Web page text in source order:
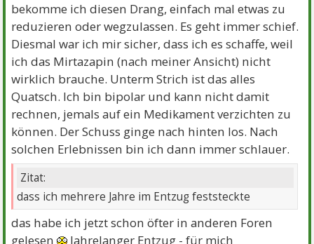
bekomme ich diesen Drang, einfach mal etwas zu
reduzieren oder wegzulassen. Es geht immer schief.
Diesmal war ich mir sicher, dass ich es schaffe, weil
ich das Mirtazapin (nach meiner Ansicht) nicht
wirklich brauche. Unterm Strich ist das alles
Quatsch. Ich bin bipolar und kann nicht damit
rechnen, jemals auf ein Medikament verzichten zu
können. Der Schuss ginge nach hinten los. Nach
solchen Erlebnissen bin ich dann immer schlauer.
Zitat:
dass ich mehrere Jahre im Entzug feststeckte
das habe ich jetzt schon öfter in anderen Foren
gelesen
Jahrelanger Entzug - für mich